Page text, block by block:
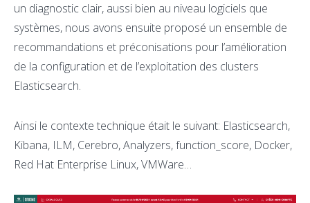
un diagnostic clair, aussi bien au niveau logiciels que
systèmes, nous avons ensuite proposé un ensemble de
recommandations et préconisations pour l’amélioration
de la configuration et de l’exploitation des clusters
Elasticsearch.
Ainsi le contexte technique était le suivant: Elasticsearch,
Kibana, ILM, Cerebro, Analyzers, function_score, Docker,
Red Hat Enterprise Linux, VMWare…